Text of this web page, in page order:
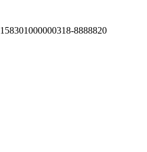
158301000000318-8888820